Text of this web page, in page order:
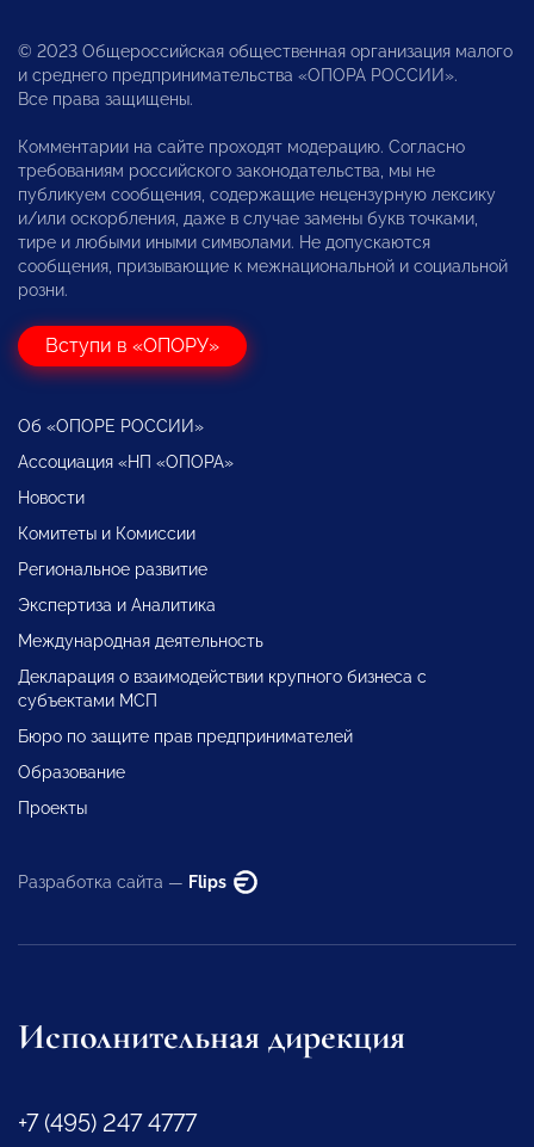
© 2023 Общероссийская общественная организация малого
и среднего предпринимательства «ОПОРА РОССИИ».
Все права защищены.
Комментарии на сайте проходят модерацию. Согласно
требованиям российского законодательства, мы не
публикуем сообщения, содержащие нецензурную лексику
и/или оскорбления, даже в случае замены букв точками,
тире и любыми иными символами. Не допускаются
сообщения, призывающие к межнациональной и социальной
розни.
Вступи в «ОПОРУ»
Об «ОПОРЕ РОССИИ»
Ассоциация «НП «ОПОРА»
Новости
Комитеты и Комиссии
Региональное развитие
Экспертиза и Аналитика
Международная деятельность
Декларация о взаимодействии крупного бизнеса с
субъектами МСП
Бюро по защите прав предпринимателей
Образование
Проекты
Разработка сайта — Flips
Исполнительная дирекция
+7 (495) 247 4777